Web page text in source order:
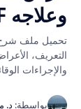
وعلاجه PDF | دليل طبي مبسط
التعريف،
والإجراءات